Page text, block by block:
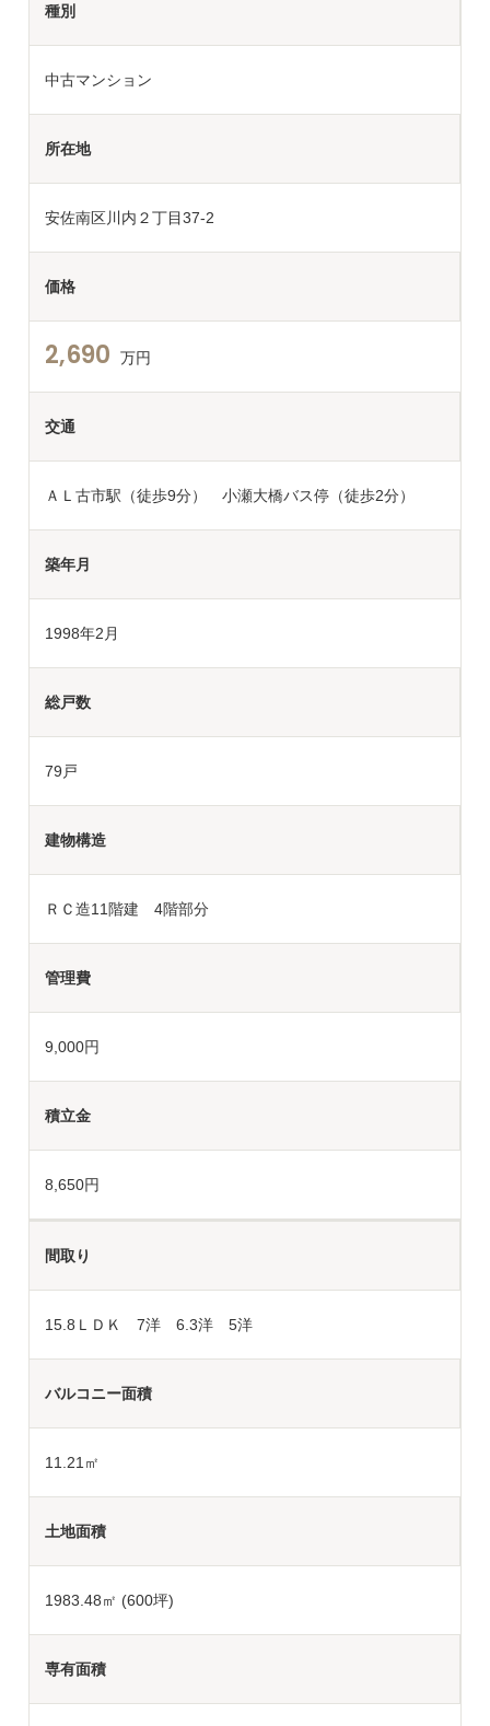
種別
中古マンション
所在地
安佐南区川内２丁目37-2
価格
2,690 万円
交通
ＡＬ古市駅（徒歩9分） 小瀬大橋バス停（徒歩2分）
築年月
1998年2月
総戸数
79戸
建物構造
ＲＣ造11階建 4階部分
管理費
9,000円
積立金
8,650円
間取り
15.8ＬＤＫ 7洋 6.3洋 5洋
バルコニー面積
11.21㎡
土地面積
1983.48㎡ (600坪)
専有面積